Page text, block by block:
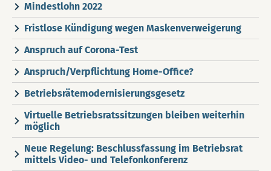
Mindestlohn 2022
Fristlose Kündigung wegen Maskenverweigerung
Anspruch auf Corona-Test
Anspruch/Verpflichtung Home-Office?
Betriebsrätemodernisierungsgesetz
Virtuelle Betriebsratssitzungen bleiben weiterhin
möglich
Neue Regelung: Beschlussfassung im Betriebsrat
mittels Video- und Telefonkonferenz